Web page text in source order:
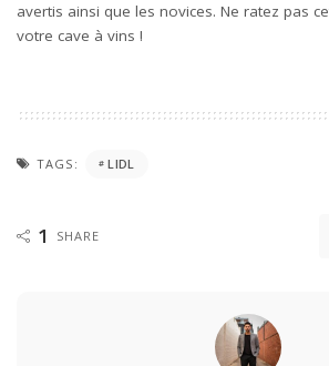
avertis ainsi que les novices. Ne ratez pas
votre cave à vins !
TAGS: LIDL
1 SHARE